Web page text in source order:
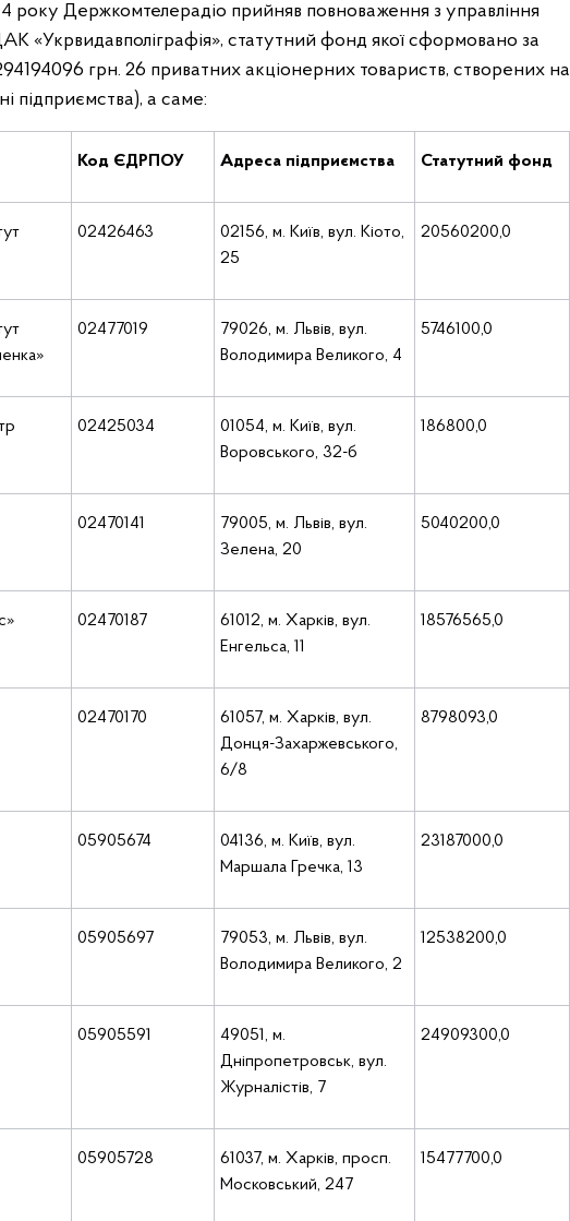
року Держкомтелерадіо прийняв повноваження з управління
статутний фонд якої сформовано за
грн. 26 приватних акціонерних товариств, створених на
підприємства), а саме:
Код ЄДРПОУ Адреса підприємства Статутний фонд
02426463
02156, м. Київ, вул. Кіото,
25
20560200,0
02477019
79026, м. Львів, вул.
Володимира Великого, 4
5746100,0
02425034
01054, м. Київ, вул.
Воровського, 32-б
186800,0
02470141
79005, м. Львів, вул.
Зелена, 20
5040200,0
02470187
61012, м. Харків, вул.
Енгельса, 11
18576565,0
02470170
61057, м. Харків, вул.
Донця-Захаржевського,
6/8
8798093,0
05905674
04136, м. Київ, вул.
Маршала Гречка, 13
23187000,0
05905697
79053, м. Львів, вул.
Володимира Великого, 2
12538200,0
05905591
49051, м.
Дніпропетровськ, вул.
Журналістів, 7
24909300,0
05905728
61037, м. Харків, просп.
Московський, 247
15477700,0